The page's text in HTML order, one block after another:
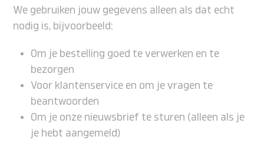
We gebruiken jouw gegevens alleen als dat echt
nodig is, bijvoorbeeld:
Om je bestelling goed te verwerken en te
bezorgen
Voor klantenservice en om je vragen te
beantwoorden
Om je onze nieuwsbrief te sturen (alleen als je
je hebt aangemeld)